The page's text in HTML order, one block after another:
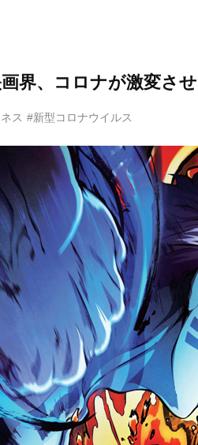
界、コロナが激変さ
ス #新型コロナウイルス